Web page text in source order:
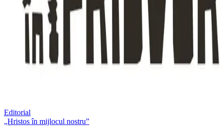
Editorial
„Hristos în mijlocul nostru”